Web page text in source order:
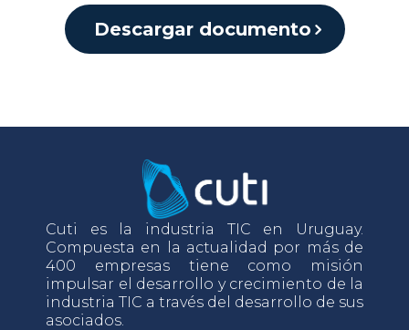
Descargar documento
Cuti es la industria TIC en Uruguay.
Compuesta en la actualidad por más de
400 empresas tiene como misión
impulsar el desarrollo y crecimiento de la
industria TIC a través del desarrollo de sus
asociados.